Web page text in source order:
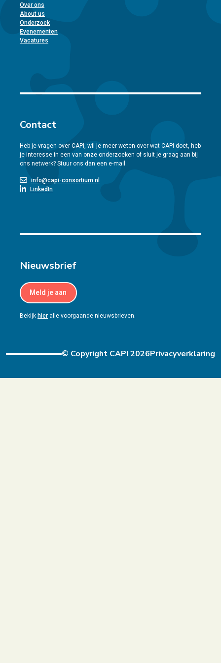
Over ons
About us
Onderzoek
Evenementen
Vacatures
Contact
Heb je vragen over CAPI, wil je meer weten over wat CAPI doet, heb
je interesse in een van onze onderzoeken of sluit je graag aan bij
ons netwerk? Stuur ons dan een e-mail.
info@capi-consortium.nl
LinkedIn
Nieuwsbrief
Meld je aan
Bekijk hier alle voorgaande nieuwsbrieven.
© Copyright CAPI 2026Privacyverklaring